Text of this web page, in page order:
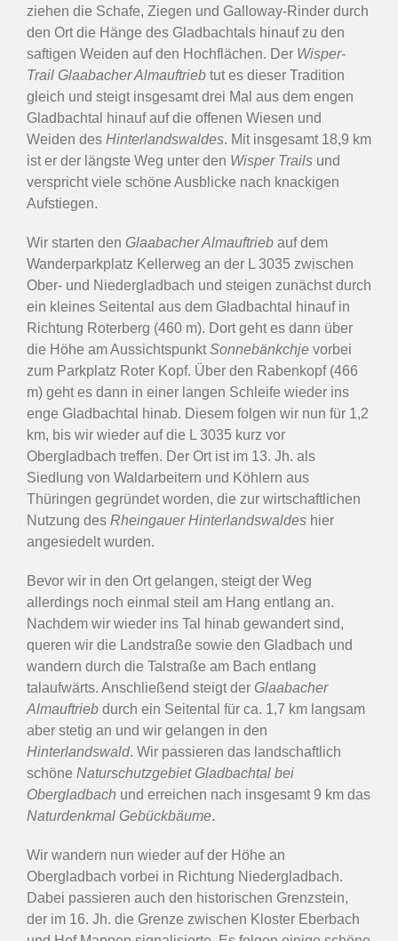
ziehen die Schafe, Ziegen und Galloway-Rinder durch
den Ort die Hänge des Gladbachtals hinauf zu den
saftigen Weiden auf den Hochflächen. Der Wisper-
Trail Glaabacher Almauftrieb tut es dieser Tradition
gleich und steigt insgesamt drei Mal aus dem engen
Gladbachtal hinauf auf die offenen Wiesen und
Weiden des Hinterlandswaldes. Mit insgesamt 18,9 km
ist er der längste Weg unter den Wisper Trails und
verspricht viele schöne Ausblicke nach knackigen
Aufstiegen.
Wir starten den Glaabacher Almauftrieb auf dem
Wanderparkplatz Kellerweg an der L 3035 zwischen
Ober- und Niedergladbach und steigen zunächst durch
ein kleines Seitental aus dem Gladbachtal hinauf in
Richtung Roterberg (460 m). Dort geht es dann über
die Höhe am AussichtspunktSonnebänkchje vorbei
zum Parkplatz Roter Kopf. Über den Rabenkopf (466
m) geht es dann in einer langen Schleife wieder ins
enge Gladbachtal hinab. Diesem folgen wir nun für 1,2
km, bis wir wieder auf die L 3035 kurz vor
Obergladbach treffen. Der Ort ist im 13. Jh. als
Siedlung von Waldarbeitern und Köhlern aus
Thüringen gegründet worden, die zur wirtschaftlichen
Nutzung des Rheingauer Hinterlandswaldes hier
angesiedelt wurden.
Bevor wir in den Ort gelangen, steigt der Weg
allerdings noch einmal steil am Hang entlang an.
Nachdem wir wieder ins Tal hinab gewandert sind,
queren wir die Landstraße sowie den Gladbach und
wandern durch die Talstraße am Bach entlang
talaufwärts. Anschließend steigt der Glaabacher
Almauftrieb durch ein Seitental für ca. 1,7 km langsam
aber stetig an und wir gelangen in den
Hinterlandswald. Wir passieren das landschaftlich
schöne Naturschutzgebiet Gladbachtal bei
Obergladbach und erreichen nach insgesamt 9 km das
Naturdenkmal Gebückbäume.
Wir wandern nun wieder auf der Höhe an
Obergladbach vorbei in Richtung Niedergladbach.
Dabei passieren auch den historischen Grenzstein,
der im 16. Jh. die Grenze zwischen Kloster Eberbach